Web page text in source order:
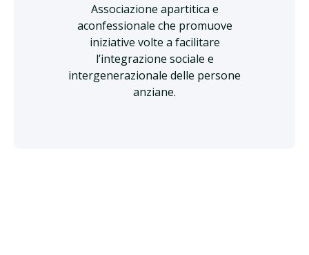
Associazione apartitica e
aconfessionale che promuove
iniziative volte a facilitare
l’integrazione sociale e
intergenerazionale delle persone
anziane.